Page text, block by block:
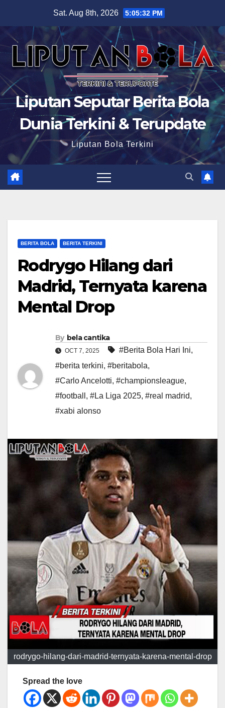
content
Sat. Aug 8th, 2026 5:05:33 PM
Liputan Seputar Berita Bola
Dunia Terkini & Terupdate
Liputan Bola Terkini
BERITA BOLA BERITA TERKINI
Rodrygo Hilang dari
Madrid, Ternyata karena
Mental Drop
By bela cantika
OCT 7, 2025 #Berita Bola Hari Ini,
#berita terkini, #beritabola,
#Carlo Ancelotti, #championsleague,
#football , #La Liga 2025, #real madrid,
#xabi alonso
rodrygo-hilang-dari-madrid-ternyata-karena-mental-drop
Spread the love